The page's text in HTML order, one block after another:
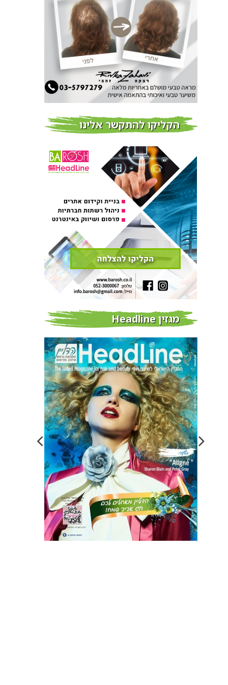
צמידי שיער – המומחים
לצמידי שיער ברמת השרון
חדשות
פרוברי PROBERRY מוצרי
שיער מבוססי גוג’י ברי
חדש על המדף
כובשת את השטח עם יום
הדרכה מוצלח נוסף
אירועים בארץ
הקליקו להתקשר אלינו
מגזין Headline